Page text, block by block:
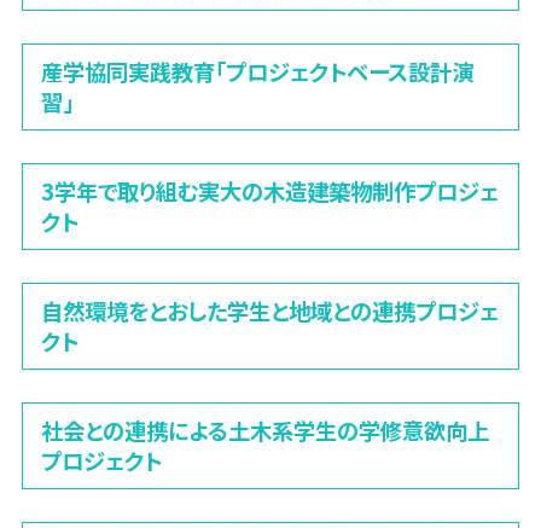
産学協同実践教育「プロジェクトベース設計演
習」
3学年で取り組む実大の木造建築物制作プロジェ
クト
自然環境をとおした学生と地域との連携プロジェ
クト
社会との連携による土木系学生の学修意欲向上
プロジェクト